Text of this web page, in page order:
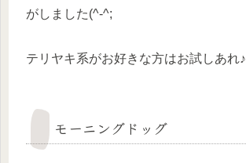
がしました(^-^;
テリヤキ系がお好きな方はお試しあれ♪
モーニングドッグ